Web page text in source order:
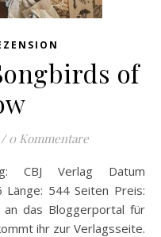
of
/ 0 Kommentare
Länge: 544 Seiten Preis:
das Bloggerportal für
ihr zur Verlagsseite.